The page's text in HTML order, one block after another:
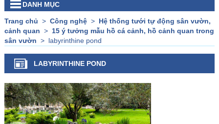
DANH MỤC
Trang chủ > Công nghệ> Hệ thống tưới tự động sân vườn,
cảnh quan > 15 ý tưởng mẫu hồ cá cảnh, hồ cảnh quan trong
sân vườn > labyrinthine pond
LABYRINTHINE POND